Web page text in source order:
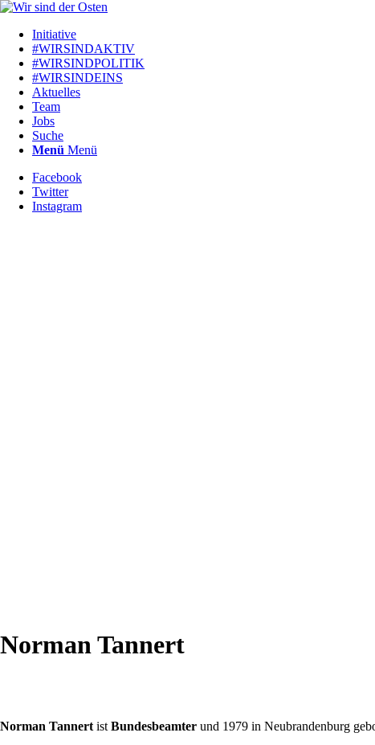
Initiative
#WIRSINDAKTIV
#WIRSINDPOLITIK
#WIRSINDEINS
Aktuelles
Team
Jobs
Suche
Menü Menü
Facebook
Twitter
Instagram
Norman Tannert
Norman Tannert ist Bundesbeamter und 1979 in Neubrandenburg